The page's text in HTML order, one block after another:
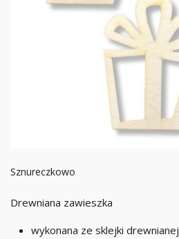
Sznureczkowo
Drewniana zawieszka
wykonana ze sklejki drewnianej